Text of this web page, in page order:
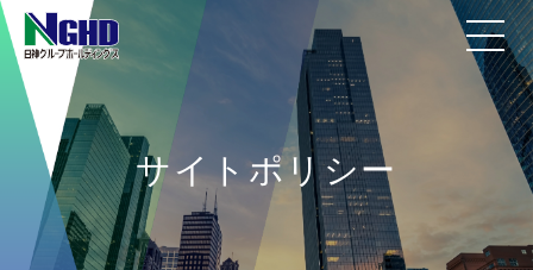
サイトポリシー